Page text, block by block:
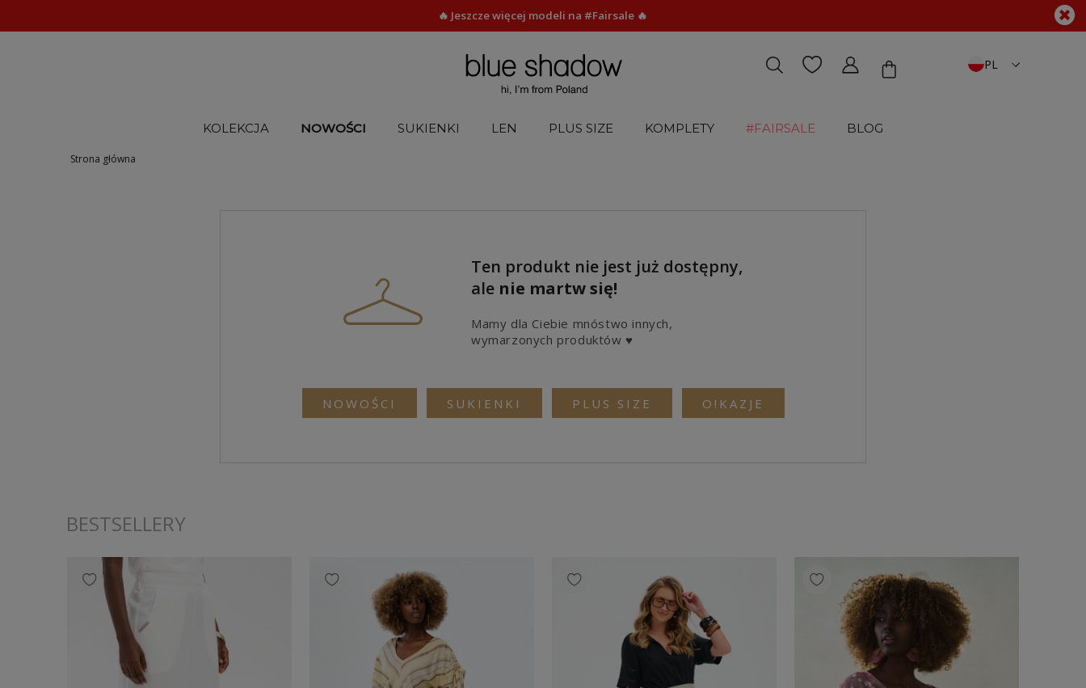
🔥 Jeszcze więcej modeli na #Fairsale 🔥
PL
KOLEKCJA NOWOŚCI SUKIENKI LEN PLUS SIZE KOMPLETY #FAIRSALE BLOG
Strona główna
Ten produkt nie jest już dostępny,
ale nie martw się!
Mamy dla Ciebie mnóstwo innych,
wymarzonych produktów ♥
NOWOŚCI SUKIENKI PLUS SIZE O!KAZJE
BESTSELLERY